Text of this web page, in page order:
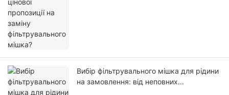
Вибір фільтрувального мішка для рідини
на замовлення: від неповних